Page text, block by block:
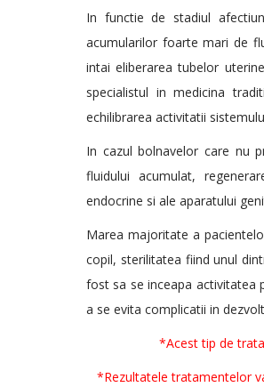
In functie de stadiul
acumularilor foarte mari de
intai eliberarea tubelor
specialistul in medicina
echilibrarea activitatii
In cazul bolnavelor care nu
fluidului acumulat,
endocrine si ale aparatului
Marea majoritate a
copil, sterilitatea fiind unul
fost sa se inceapa activitatea
a se evita complicatii in
*Acest tip de
*Rezultatele tratamentelor